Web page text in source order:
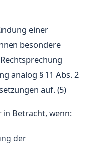
einer
besondere
analog § 11 Abs. 2
auf. (5)
in Betracht, wenn:
der